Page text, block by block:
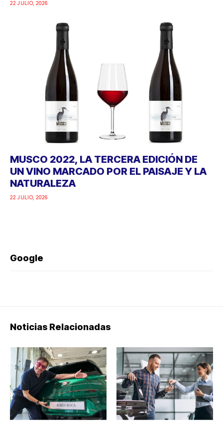
22 JULIO, 2026
MUSCO 2022, LA TERCERA EDICIÓN DE
UN VINO MARCADO POR EL PAISAJE Y LA
NATURALEZA
22 JULIO, 2026
Google
Noticias Relacionadas